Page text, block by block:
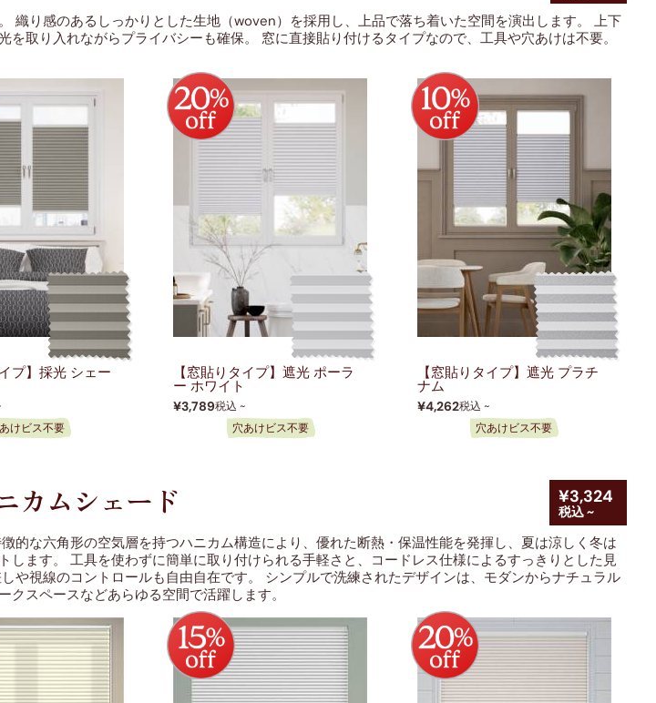
織り感のあるしっかりとした生地（woven）を採用し、上品で落ち着いた空間を演出します。 上下
取り入れながらプライバシーも確保。 窓に直接貼り付けるタイプなので、工具や穴あけは不要。
プ】採光 シェー
けビス不要
【窓貼りタイプ】遮光 ポーラ
ー ホワイト
¥3,789税込 ~
穴あけビス不要
【窓貼りタイプ】遮光 プラチ
ナム
¥4,262税込 ~
穴あけビス不要
カムシェード ¥3,324
税込 ~
的な六角形の空気層を持つハニカム構造により、優れた断熱・保温性能を発揮し、夏は涼しく冬は
します。 工具を使わずに簡単に取り付けられる手軽さと、コードレス仕様によるすっきりとした見
や視線のコントロールも自由自在です。 シンプルで洗練されたデザインは、モダンからナチュラル
スペースなどあらゆる空間で活躍します。